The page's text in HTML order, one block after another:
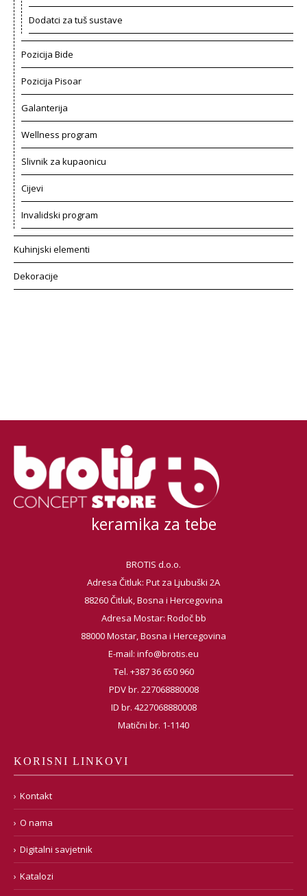
Dodatci za tuš sustave
Pozicija Bide
Pozicija Pisoar
Galanterija
Wellness program
Slivnik za kupaonicu
Cijevi
Invalidski program
Kuhinjski elementi
Dekoracije
keramika za tebe
BROTIS d.o.o.
Adresa Čitluk: Put za Ljubuški 2A
88260 Čitluk, Bosna i Hercegovina
Adresa Mostar: Rodoč bb
88000 Mostar, Bosna i Hercegovina
E-mail: info@brotis.eu
Tel. +387 36 650 960
PDV br. 227068880008
ID br. 4227068880008
Matični br. 1-1140
KORISNI LINKOVI
Kontakt
O nama
Digitalni savjetnik
Katalozi